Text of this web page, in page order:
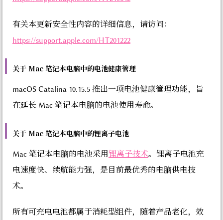
有关本更新安全性内容的详细信息，请访问：
https://support.apple.com/HT201222
关于 Mac 笔记本电脑中的电池健康管理
macOS Catalina 10.15.5 推出一项电池健康管理功能，旨
在延长 Mac 笔记本电脑的电池使用寿命。
关于 Mac 笔记本电脑中的锂离子电池
Mac 笔记本电脑的电池采用锂离子技术。锂离子电池充
电速度快、续航能力强，是目前最优秀的电脑供电技
术。
所有可充电电池都属于消耗型组件，随着产品老化，效